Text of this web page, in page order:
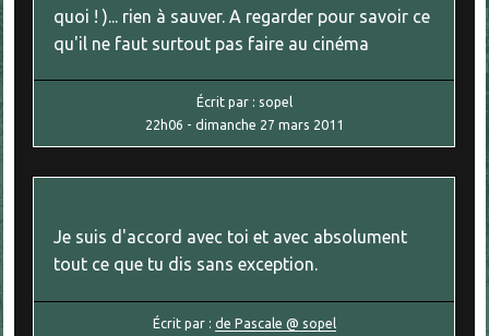
quoi ! )... rien à sauver. A regarder pour savoir ce
qu'il ne faut surtout pas faire au cinéma
Écrit par : sopel
22h06 - dimanche 27 mars 2011
Je suis d'accord avec toi et avec absolument
tout ce que tu dis sans exception.
Écrit par : de Pascale @ sopel